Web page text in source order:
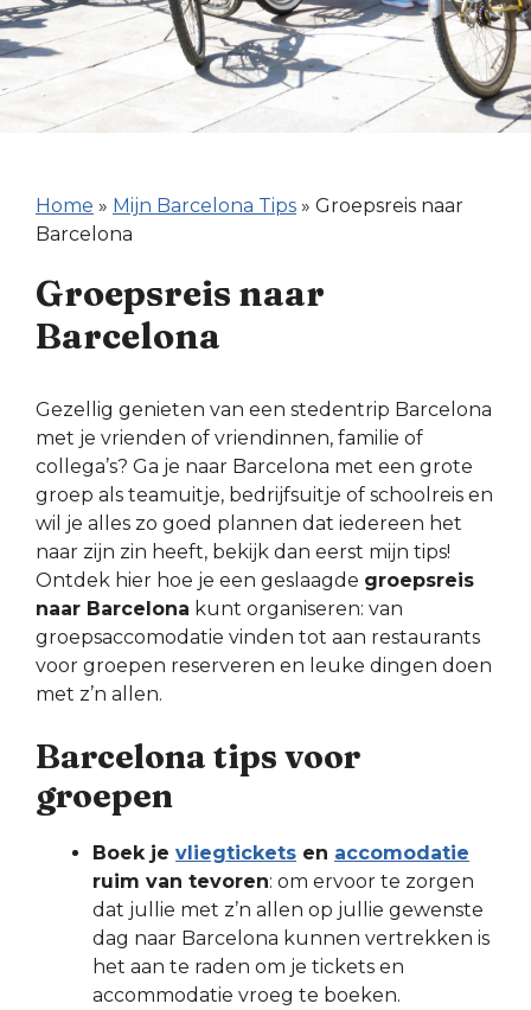
Home » Mijn Barcelona Tips » Groepsreis naar
Barcelona
Groepsreis naar
Barcelona
Gezellig genieten van een stedentrip Barcelona
met je vrienden of vriendinnen, familie of
collega’s? Ga je naar Barcelona met een grote
groep als teamuitje, bedrijfsuitje of schoolreis en
wil je alles zo goed plannen dat iedereen het
naar zijn zin heeft, bekijk dan eerst mijn tips!
Ontdek hier hoe je een geslaagde groepsreis
naar Barcelona kunt organiseren: van
groepsaccomodatie vinden tot aan restaurants
voor groepen reserveren en leuke dingen doen
met z’n allen.
Barcelona tips voor
groepen
Boek je vliegtickets en accomodatie
ruim van tevoren: om ervoor te zorgen
dat jullie met z’n allen op jullie gewenste
dag naar Barcelona kunnen vertrekken is
het aan te raden om je tickets en
accommodatie vroeg te boeken.